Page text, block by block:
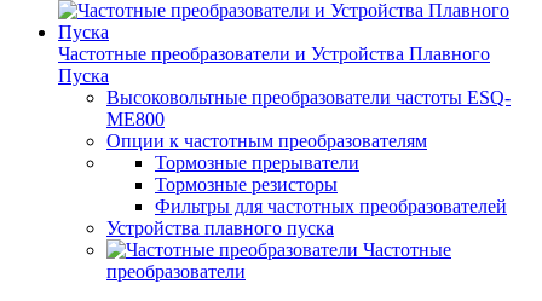
Частотные преобразователи и Устройства Плавного
Пуска
Высоковольтные преобразователи частоты ESQ-
ME800
Опции к частотным преобразователям
Тормозные прерыватели
Тормозные резисторы
Фильтры для частотных преобразователей
Устройства плавного пуска
Частотные
преобразователи